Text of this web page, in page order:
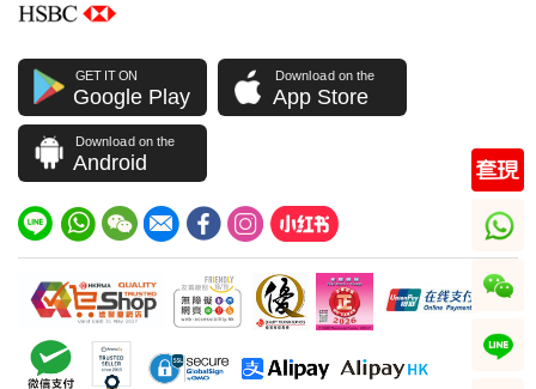
GET IT ON
Google Play
Download on the
App Store
Download on the
Android
whatsapp